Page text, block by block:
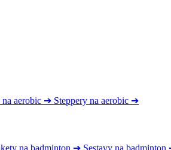
aerobic ➔ Steppery na aerobic ➔
na badminton ➔ Sestavy na badminton